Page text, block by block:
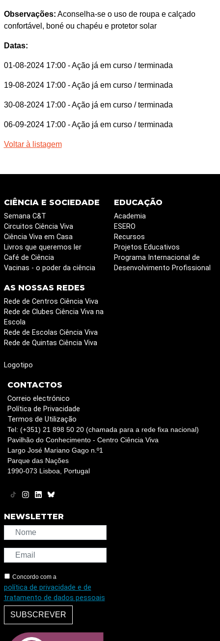
Observações: Aconselha-se o uso de roupa e calçado
confortável, boné ou chapéu e protetor solar
Datas:
01-08-2024 17:00 - Ação já em curso / terminada
19-08-2024 17:00 - Ação já em curso / terminada
30-08-2024 17:00 - Ação já em curso / terminada
06-09-2024 17:00 - Ação já em curso / terminada
Voltar à listagem
CIÊNCIA E SOCIEDADE
Semana C&T
Circuitos Ciência Viva
Ciência Viva em Casa
Livros que queremos ler
Café de Ciência
Vacinas - o poder da ciência
EDUCAÇÃO
Academia
ESERO
Recursos
Projetos Educativos
Programa Internacional de
Desenvolvimento Profissional
AS NOSSAS REDES
Rede de Centros Ciência Viva
Rede de Clubes Ciência Viva na
Escola
Rede de Escolas Ciência Viva
Rede de Quintas Ciência Viva
Logotipo
CONTACTOS
Correio electrónico
Política de Privacidade
Termos de Utilização
Tel: (+351) 21 898 50 20 (chamada para a rede fixa nacional)
Pavilhão do Conhecimento - Centro Ciência Viva
Largo José Mariano Gago n.º1
Parque das Nações
1990-073 Lisboa, Portugal
NEWSLETTER
Concordo com a
política de privacidade e de
tratamento de dados pessoais
SUBSCREVER